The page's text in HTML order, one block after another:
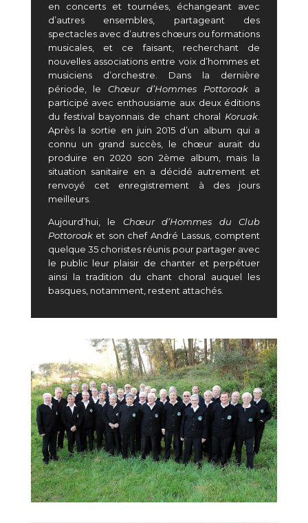
en concerts et tournées, échangeant avec
d’autres ensembles, partageant des
spectacles avec d’autres chœurs ou formations
musicales, et ce faisant, recherchant de
nouvelles associations entre voix d’hommes et
musiciens d’orchestre. Dans la dernière
période, leChœur d’Hommes Pottoroaka
participé avec enthousiame aux deux éditions
du festival bayonnais de chant choral Koruak
Après la sortie en juin 2015 d’un album qui a
connu un grand succès, le chœur aurait du
produire en 2020 son 2ème album, mais la
situation sanitaire en a décidé autrement et
renvoyé cet enregistrement à des jours
meilleurs.
Aujourd’hui, le Chœur d’Hommes du Club
Pottoroaket son chef André Lassus, comptent
quelque 35 choristes réunis pour partager avec
le public leur plaisir de chanter et perpétuer
ainsi la tradition du chant choral auquel les
basques, notamment, restent attachés.